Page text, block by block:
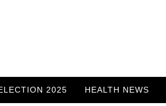
2025 HEALTH NEWS